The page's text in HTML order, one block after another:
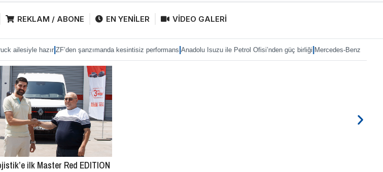
REKLAM / ABONE EN YENİLER VİDEO GALERİ
|ZF’den şanzımanda kesintisiz performans| Anadolu Isuzu ile Petrol Ofisi’nden güç birliği|Mercedes-Benz Türk’te Heiko
ilk Master Red EDITION